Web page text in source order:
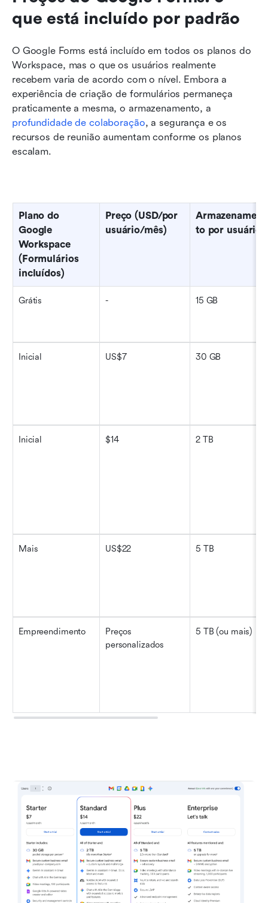
que está incluído por padrão
O Google Forms está incluído em todos os planos do
Workspace, mas o que os usuários realmente
recebem varia de acordo com o nível. Embora a
experiência de criação de formulários permaneça
profundidade de colaboração, a segurança e os
recursos de reunião aumentam conforme os planos
escalam.
Plano do
Google
Workspace
(Formulários
incluídos)
Preço (USD/por
usuário/mês)
Armazenamen
to por usuário
Grátis - 15 GB
Inicial US$7 30 GB
Inicial $14 2 TB
Mais US$22 5 TB
Empreendimento
Preços
personalizados
5 TB (ou mais)